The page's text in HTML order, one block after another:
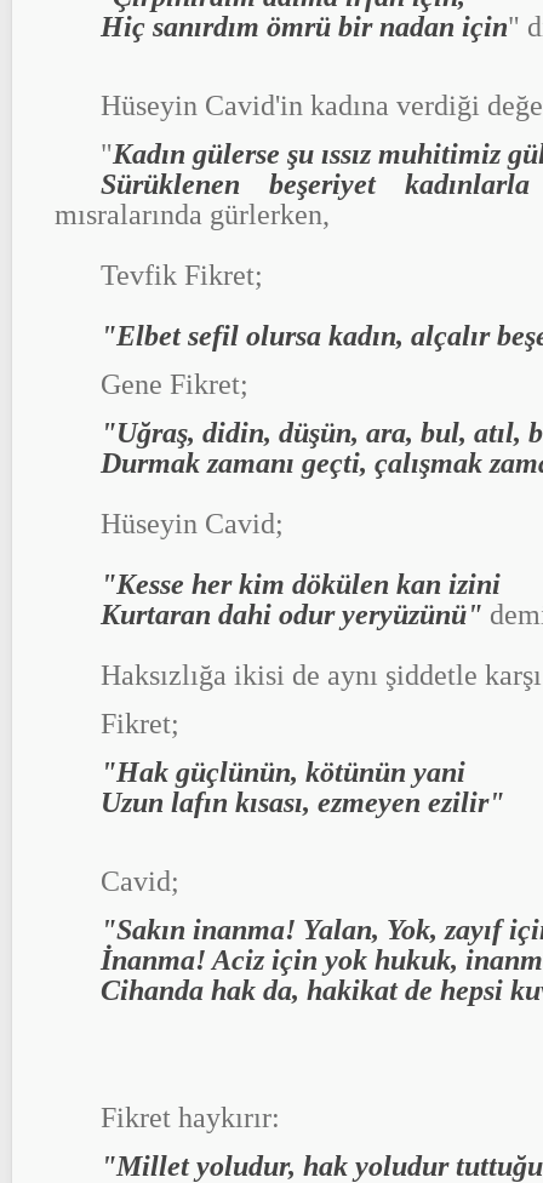
Hiç sanırdım ömrü bir nadan için"
Hüseyin Cavid'in kadına verdiği
"Kadın gülerse şu ıssız muhitimiz
Sürüklenen beşeriyet kadınlarla
mısralarında gürlerken,
Tevfik Fikret;
"Elbet sefil olursa kadın, alçalır
Gene Fikret;
"Uğraş, didin, düşün, ara, bul, atıl,
Durmak zamanı geçti, çalışmak
Hüseyin Cavid;
"Kesse her kim dökülen kan izini
Kurtaran dahi odur yeryüzünü"
Haksızlığa ikisi de aynı şiddetle
Fikret;
"Hak güçlünün, kötünün yani
Uzun lafın kısası, ezmeyen ezilir"
Cavid;
"Sakın inanma! Yalan, Yok, zayıf
İnanma! Aciz için yok hukuk,
Cihanda hak da, hakikat de hepsi
Fikret haykırır:
"Millet yoludur, hak yoludur